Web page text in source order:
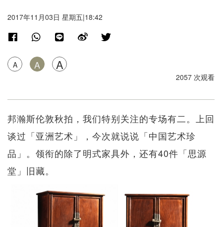
2017年11月03日 星期五|18:42
A A A
2057 次观看
邦瀚斯伦敦秋拍，我们特别关注的专场有二。上回
谈过「亚洲艺术」，今次就说说「中国艺术珍
品」。领衔的除了明式家具外，还有40件「思源
堂」旧藏。